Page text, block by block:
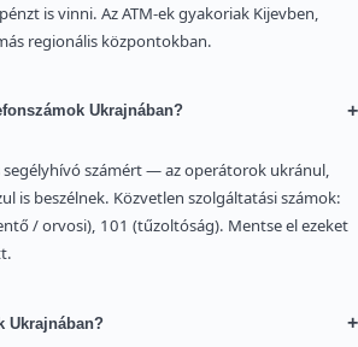
is vinni. Az ATM-ek gyakoriak Kijevben,
regionális központokban.
Ukrajnában? +
segélyhívó számért — az operátorok ukránul,
is beszélnek. Közvetlen szolgáltatási számok:
/ orvosi), 101 (tűzoltóság). Mentse el ezeket
Ukrajnában? +